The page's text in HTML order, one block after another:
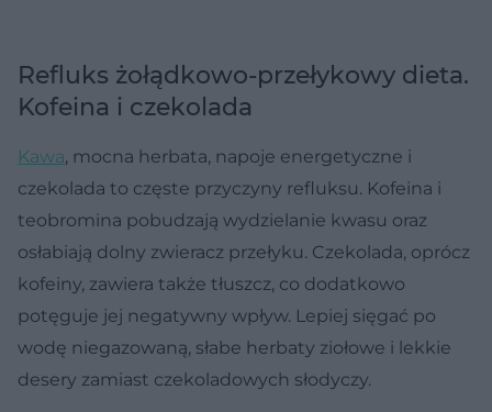
Refluks żołądkowo-przełykowy dieta.
Kofeina i czekolada
Kawa, mocna herbata, napoje energetyczne i
czekolada to częste przyczyny refluksu. Kofeina i
teobromina pobudzają wydzielanie kwasu oraz
osłabiają dolny zwieracz przełyku. Czekolada, oprócz
kofeiny, zawiera także tłuszcz, co dodatkowo
potęguje jej negatywny wpływ. Lepiej sięgać po
wodę niegazowaną, słabe herbaty ziołowe i lekkie
desery zamiast czekoladowych słodyczy.